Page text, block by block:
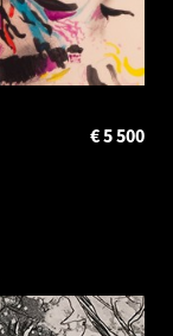
5 500
€